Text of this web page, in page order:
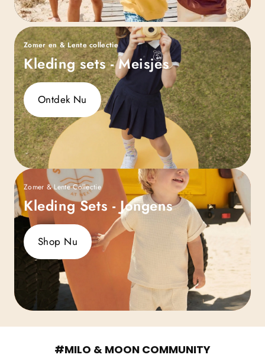
Zomer en & Lente collectie
Kleding sets - Meisjes
Ontdek Nu
Zomer & Lente Collectie
Kleding Sets - Jongens
Shop Nu
#MILO & MOON COMMUNITY